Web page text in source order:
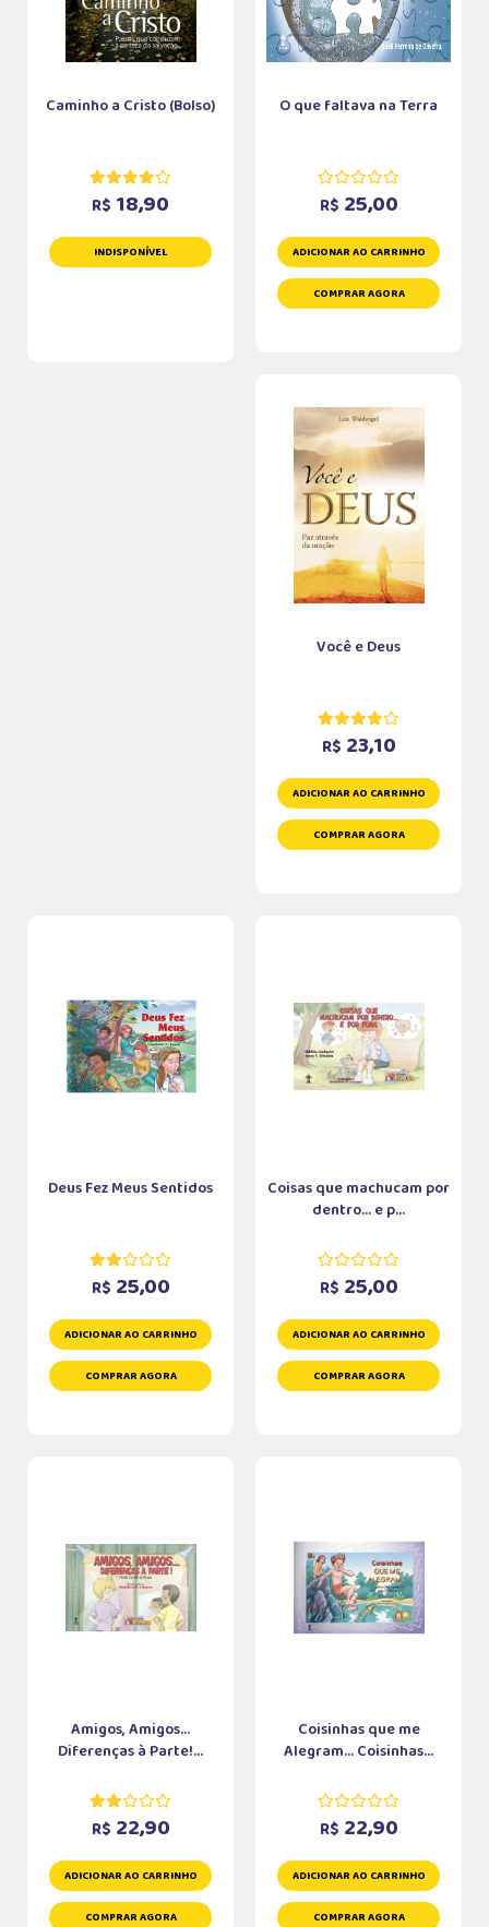
Caminho a Cristo (Bolso)
R$ 18,90
INDISPONÍVEL
O que faltava na Terra
R$ 25,00
ADICIONAR AO CARRINHO
COMPRAR AGORA
Você e Deus
R$ 23,10
ADICIONAR AO CARRINHO
COMPRAR AGORA
Deus Fez Meus Sentidos
R$ 25,00
ADICIONAR AO CARRINHO
COMPRAR AGORA
Coisas que machucam por
dentro... e p...
R$ 25,00
ADICIONAR AO CARRINHO
COMPRAR AGORA
Amigos, Amigos...
Diferenças à Parte!...
R$ 22,90
ADICIONAR AO CARRINHO
COMPRAR AGORA
Coisinhas que me
Alegram... Coisinhas...
R$ 22,90
ADICIONAR AO CARRINHO
COMPRAR AGORA